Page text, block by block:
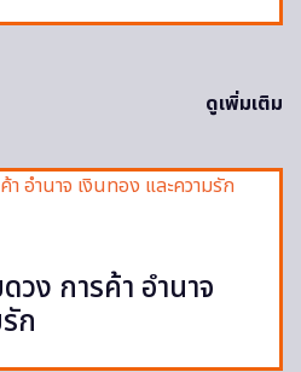
ดูเพิ่มเติม
วง การค้า อำนาจ
ก